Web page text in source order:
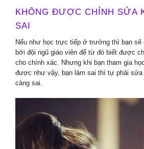
KHÔNG ĐƯỢC CHỈNH SỬA
SAI
Nếu như học trực tiếp ở trường thì bạn
bởi đội ngũ giáo viên để từ đó biết được
cho chính xác. Nhưng khi bạn tham gia
được như vậy, bạn làm sai thì tự phải sửa
càng sai.